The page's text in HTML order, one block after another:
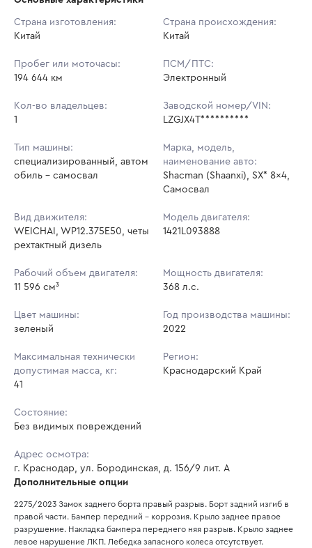
Шаг торгов: 5 000 ₽
Кол-во ставок:
Ставок не найдено
в аукционах
Страна изготовления:
Китай
Страна происхождения:
Китай
Пробег или моточасы:
194 644 км
ПСМ/ПТС:
Электронный
Кол-во владельцев:
1
Заводской номер/VIN:
LZGJX4T**********
Тип машины:
специализированный, автом
обиль - самосвал
Марка, модель,
наименование авто:
Shacman (Shaanxi), SX* 8x4,
Самосвал
Вид движителя:
WEICHAI, WP12.375E50, четы
рехтактный дизель
Модель двигателя:
1421L093888
Рабочий объем двигателя:
11 596 см³
Мощность двигателя:
368 л.с.
Цвет машины:
зеленый
Год производства машины:
2022
Максимальная технически
допустимая масса, кг:
41
Регион:
Краснодарский Край
Состояние:
Без видимых повреждений
Адрес осмотра:
г. Краснодар, ул. Бородинская, д. 156/9 лит. А
Дополнительные опции
2275/2023 Замок заднего борта правый разрыв. Борт задний изгиб в
правой части. Бампер передний - коррозия. Крыло заднее правое
разрушение. Накладка бампера переднего няя разрыв. Крыло заднее
левое нарушение ЛКП. Лебедка запасного колеса отсутствует.